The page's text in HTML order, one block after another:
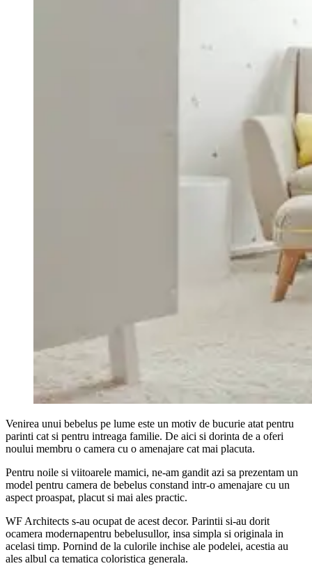
Venirea unui bebelus pe lume este un motiv de bucurie atat pentru
parinti cat si pentru intreaga familie. De aici si dorinta de a oferi
noului membru o camera cu o amenajare cat mai placuta.
Pentru noile si viitoarele mamici, ne-am gandit azi sa prezentam un
model pentru camera de bebelus constand intr-o amenajare cu un
aspect proaspat, placut si mai ales practic.
WF Architects s-au ocupat de acest decor. Parintii si-au dorit
ocamera modernapentru bebelusullor, insa simpla si originala in
acelasi timp. Pornind de la culorile inchise ale podelei, acestia au
ales albul ca tematica coloristica generala.